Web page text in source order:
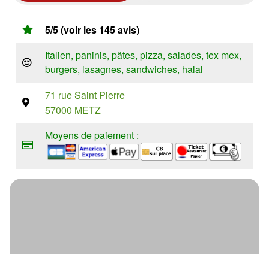
5/5 (voir les 145 avis)
Italien, paninis, pâtes, pizza, salades, tex mex,
burgers, lasagnes, sandwiches, halal
71 rue Saint Pierre
57000 METZ
Moyens de paiement :